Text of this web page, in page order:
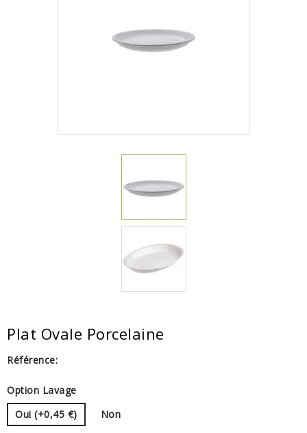
Plat Ovale Porcelaine
Référence:
Option Lavage
Oui (+0,45 €)
Non